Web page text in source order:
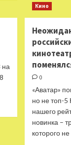
на
Кино
0
«Аватар»
но не топ-5
нашего
новинка –
которого